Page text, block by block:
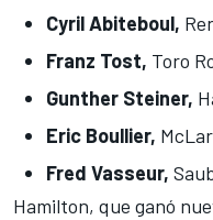
Cyril Abiteboul,
Franz Tost, Toro
Gunther Steiner,
Eric Boullier,
Fred Vasseur,
Hamilton, que ganó